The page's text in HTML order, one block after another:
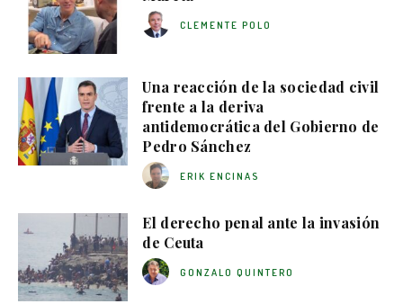
CLEMENTE POLO
Una reacción de la sociedad civil
frente a la deriva
antidemocrática del Gobierno de
Pedro Sánchez
ERIK ENCINAS
El derecho penal ante la invasión
de Ceuta
GONZALO QUINTERO